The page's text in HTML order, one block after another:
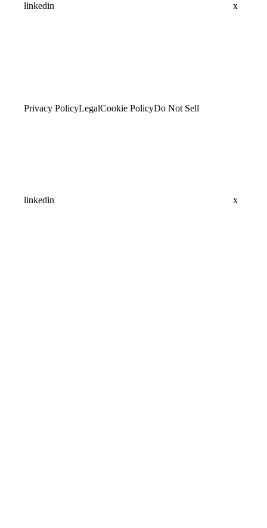
linkedin x
Privacy PolicyLegalCookie PolicyDo Not Sell
linkedin x